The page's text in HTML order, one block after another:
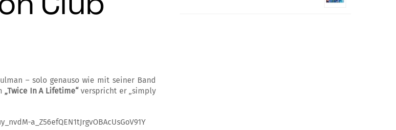
– solo genauso wie mit seiner Band
„Twice In A Lifetime“verspricht er „simply
a_Z56efQEN1tJrgvOBAcUsGoV91Y